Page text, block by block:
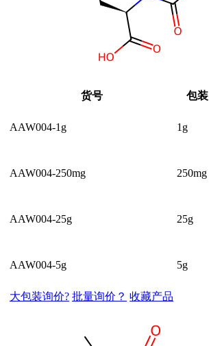
货号 包装
AAW004-1g 1g
AAW004-250mg 250mg
AAW004-25g 25g
AAW004-5g 5g
大包装询价? 批量询价？ 收藏产品